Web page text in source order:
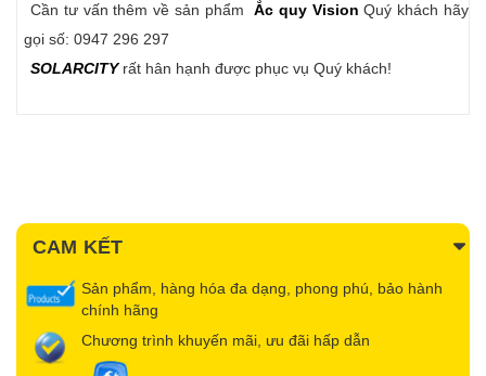
Cần tư vấn thêm về sản phẩmẮc quy VisionQuý khách hãy
gọi số: 0947 296 297
SOLARCITYrất hân hạnh được phục vụ Quý khách!
CAM KẾT
Sản phẩm, hàng hóa đa dạng, phong phú, bảo hành
chính hãng
Chương trình khuyến mãi, ưu đãi hấp dẫn